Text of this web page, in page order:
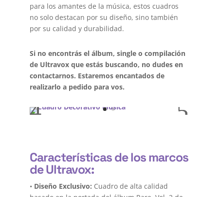
para los amantes de la música, estos cuadros
no solo destacan por su diseño, sino también
por su calidad y durabilidad.
Si no encontrás el álbum, single o compilación
de Ultravox que estás buscando, no dudes en
contactarnos. Estaremos encantados de
realizarlo a pedido para vos.
Características de los marcos
de Ultravox:
• Diseño Exclusivo: Cuadro de alta calidad